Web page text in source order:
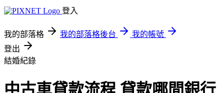
登入
我的部落格 我的部落格後台
我的帳號
登出
結婚紀錄